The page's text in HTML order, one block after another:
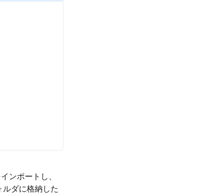
ンポートし、
ルダに格納した